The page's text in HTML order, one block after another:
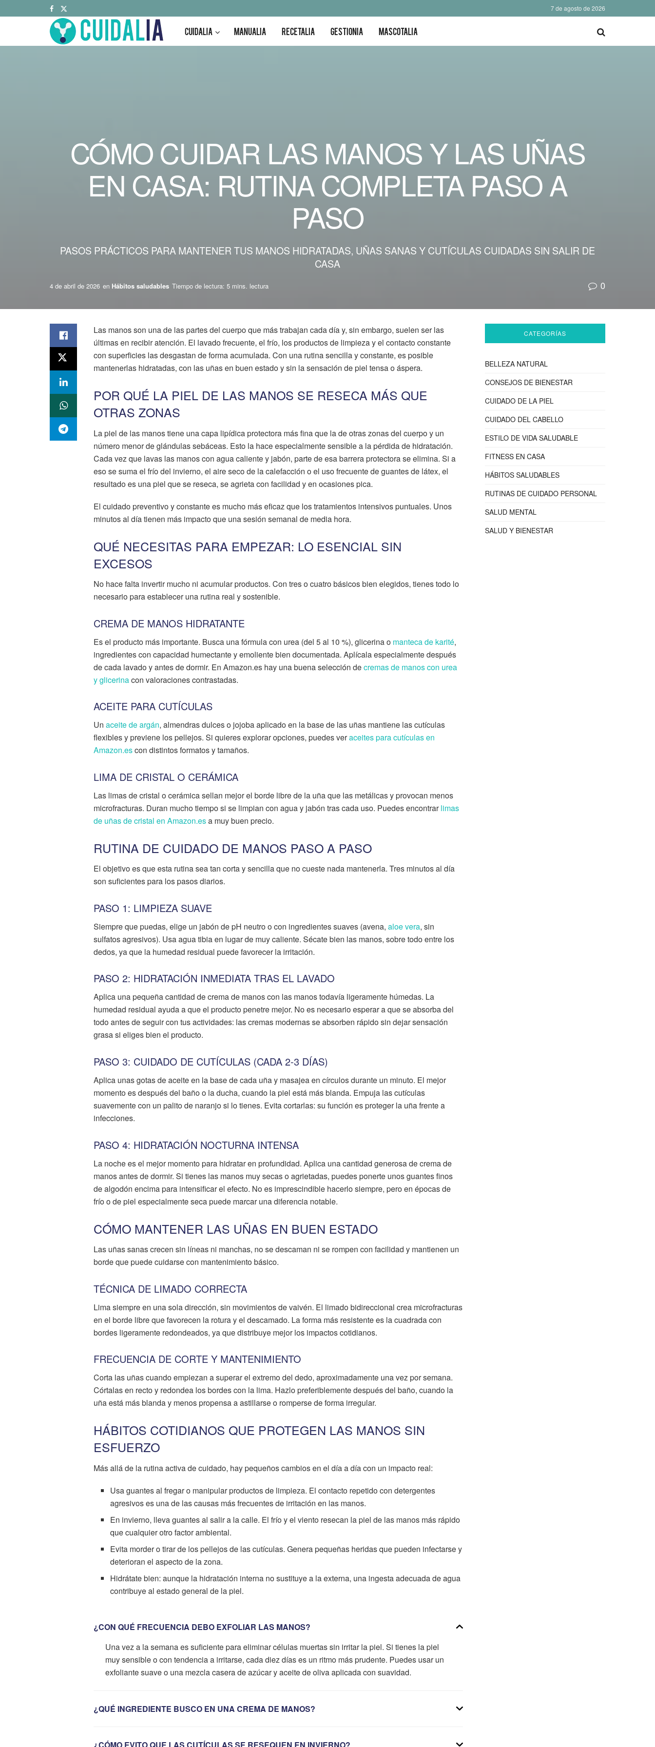
7 de agosto de 2026
CUIDALIA MANUALIA RECETALIA GESTIONIA MASCOTALIA
CÓMO CUIDAR LAS MANOS Y LAS UÑAS
EN CASA: RUTINA COMPLETA PASO A
PASO
PASOS PRÁCTICOS PARA MANTENER TUS MANOS HIDRATADAS, UÑAS SANAS Y CUTÍCULAS CUIDADAS SIN SALIR DE
CASA
4 de abril de 2026 en Hábitos saludables Tiempo de lectura: 5 mins. lectura 0
Las manos son una de las partes del cuerpo que más trabajan cada día y, sin embargo, suelen ser las
últimas en recibir atención. El lavado frecuente, el frío, los productos de limpieza y el contacto constante
con superficies las desgastan de forma acumulada. Con una rutina sencilla y constante, es posible
mantenerlas hidratadas, con las uñas en buen estado y sin la sensación de piel tensa o áspera.
POR QUÉ LA PIEL DE LAS MANOS SE RESECA MÁS QUE
OTRAS ZONAS
La piel de las manos tiene una capa lipídica protectora más fina que la de otras zonas del cuerpo y un
número menor de glándulas sebáceas. Esto la hace especialmente sensible a la pérdida de hidratación.
Cada vez que lavas las manos con agua caliente y jabón, parte de esa barrera protectora se elimina. Si a
eso se suma el frío del invierno, el aire seco de la calefacción o el uso frecuente de guantes de látex, el
resultado es una piel que se reseca, se agrieta con facilidad y en ocasiones pica.
El cuidado preventivo y constante es mucho más eficaz que los tratamientos intensivos puntuales. Unos
minutos al día tienen más impacto que una sesión semanal de media hora.
QUÉ NECESITAS PARA EMPEZAR: LO ESENCIAL SIN
EXCESOS
No hace falta invertir mucho ni acumular productos. Con tres o cuatro básicos bien elegidos, tienes todo lo
necesario para establecer una rutina real y sostenible.
CREMA DE MANOS HIDRATANTE
Es el producto más importante. Busca una fórmula con urea (del 5 al 10 %), glicerina o manteca de karité,
ingredientes con capacidad humectante y emoliente bien documentada. Aplícala especialmente después
de cada lavado y antes de dormir. En Amazon.es hay una buena selección decremas de manos con urea
y glicerinacon valoraciones contrastadas.
ACEITE PARA CUTÍCULAS
Un aceite de argán, almendras dulces o jojoba aplicado en la base de las uñas mantiene las cutículas
flexibles y previene los pellejos. Si quieres explorar opciones, puedes veraceites para cutículas en
Amazon.escon distintos formatos y tamaños.
LIMA DE CRISTAL O CERÁMICA
Las limas de cristal o cerámica sellan mejor el borde libre de la uña que las metálicas y provocan menos
microfracturas. Duran mucho tiempo si se limpian con agua y jabón tras cada uso. Puedes encontrarlimas
de uñas de cristal en Amazon.esa muy buen precio.
RUTINA DE CUIDADO DE MANOS PASO A PASO
El objetivo es que esta rutina sea tan corta y sencilla que no cueste nada mantenerla. Tres minutos al día
son suficientes para los pasos diarios.
PASO 1: LIMPIEZA SUAVE
Siempre que puedas, elige un jabón de pH neutro o con ingredientes suaves (avena, aloe vera, sin
sulfatos agresivos). Usa agua tibia en lugar de muy caliente. Sécate bien las manos, sobre todo entre los
dedos, ya que la humedad residual puede favorecer la irritación.
PASO 2: HIDRATACIÓN INMEDIATA TRAS EL LAVADO
Aplica una pequeña cantidad de crema de manos con las manos todavía ligeramente húmedas. La
humedad residual ayuda a que el producto penetre mejor. No es necesario esperar a que se absorba del
todo antes de seguir con tus actividades: las cremas modernas se absorben rápido sin dejar sensación
grasa si eliges bien el producto.
PASO 3: CUIDADO DE CUTÍCULAS (CADA 2-3 DÍAS)
Aplica unas gotas de aceite en la base de cada uña y masajea en círculos durante un minuto. El mejor
momento es después del baño o la ducha, cuando la piel está más blanda. Empuja las cutículas
suavemente con un palito de naranjo si lo tienes. Evita cortarlas: su función es proteger la uña frente a
infecciones.
PASO 4: HIDRATACIÓN NOCTURNA INTENSA
La noche es el mejor momento para hidratar en profundidad. Aplica una cantidad generosa de crema de
manos antes de dormir. Si tienes las manos muy secas o agrietadas, puedes ponerte unos guantes finos
de algodón encima para intensificar el efecto. No es imprescindible hacerlo siempre, pero en épocas de
frío o de piel especialmente seca puede marcar una diferencia notable.
CÓMO MANTENER LAS UÑAS EN BUEN ESTADO
Las uñas sanas crecen sin líneas ni manchas, no se descaman ni se rompen con facilidad y mantienen un
borde que puede cuidarse con mantenimiento básico.
TÉCNICA DE LIMADO CORRECTA
Lima siempre en una sola dirección, sin movimientos de vaivén. El limado bidireccional crea microfracturas
en el borde libre que favorecen la rotura y el descamado. La forma más resistente es la cuadrada con
bordes ligeramente redondeados, ya que distribuye mejor los impactos cotidianos.
FRECUENCIA DE CORTE Y MANTENIMIENTO
Corta las uñas cuando empiezan a superar el extremo del dedo, aproximadamente una vez por semana.
Córtalas en recto y redondea los bordes con la lima. Hazlo preferiblemente después del baño, cuando la
uña está más blanda y menos propensa a astillarse o romperse de forma irregular.
HÁBITOS COTIDIANOS QUE PROTEGEN LAS MANOS SIN
ESFUERZO
Más allá de la rutina activa de cuidado, hay pequeños cambios en el día a día con un impacto real:
Usa guantes al fregar o manipular productos de limpieza. El contacto repetido con detergentes
agresivos es una de las causas más frecuentes de irritación en las manos.
En invierno, lleva guantes al salir a la calle. El frío y el viento resecan la piel de las manos más rápido
que cualquier otro factor ambiental.
Evita morder o tirar de los pellejos de las cutículas. Genera pequeñas heridas que pueden infectarse y
deterioran el aspecto de la zona.
Hidrátate bien: aunque la hidratación interna no sustituye a la externa, una ingesta adecuada de agua
contribuye al estado general de la piel.
¿CON QUÉ FRECUENCIA DEBO EXFOLIAR LAS MANOS?
Una vez a la semana es suficiente para eliminar células muertas sin irritar la piel. Si tienes la piel
muy sensible o con tendencia a irritarse, cada diez días es un ritmo más prudente. Puedes usar un
exfoliante suave o una mezcla casera de azúcar y aceite de oliva aplicada con suavidad.
¿QUÉ INGREDIENTE BUSCO EN UNA CREMA DE MANOS?
¿CÓMO EVITO QUE LAS CUTÍCULAS SE RESEQUEN EN INVIERNO?
CATEGORÍAS
BELLEZA NATURAL
CONSEJOS DE BIENESTAR
CUIDADO DE LA PIEL
CUIDADO DEL CABELLO
ESTILO DE VIDA SALUDABLE
FITNESS EN CASA
HÁBITOS SALUDABLES
RUTINAS DE CUIDADO PERSONAL
SALUD MENTAL
SALUD Y BIENESTAR